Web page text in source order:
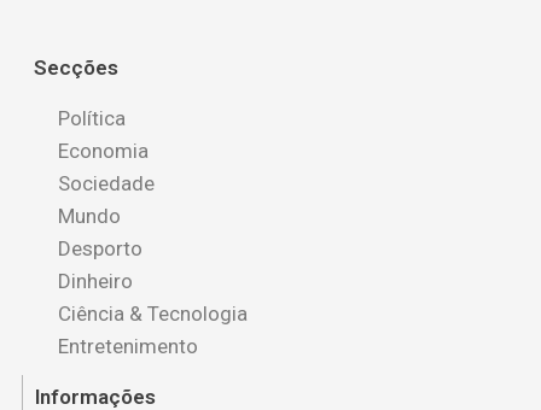
Secções
Política
Economia
Sociedade
Mundo
Desporto
Dinheiro
Ciência & Tecnologia
Entretenimento
Informações